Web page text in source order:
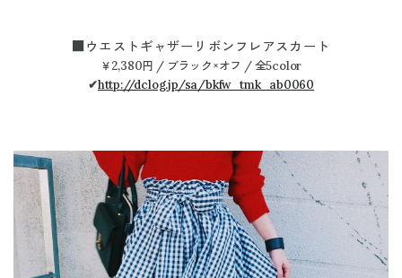
■ウエストギャザーリボンフレアスカート
￥2,380円 / ブラック×オフ / 全5color
✔http://dclog.jp/sa/bkfw_tmk_ab0060